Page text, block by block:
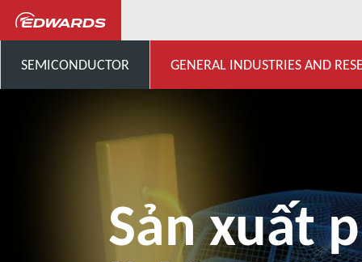
SEMICONDUCTOR GENERAL INDUSTRIES AND
Sản xuất